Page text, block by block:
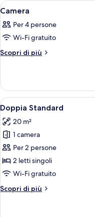
Apri
tutte
le
foto
per
10
Camera
Per 4 persone
Wi-Fi gratuito
Scopri di più
Altri
Apri
tutte
le
foto
per
Doppia
Standard
4
Doppia Standard
20 m²
1 camera
Per 2 persone
2 letti singoli
Wi-Fi gratuito
Scopri di più
Altri